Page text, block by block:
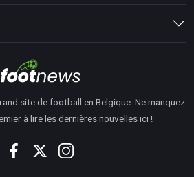
site de football en Belgique. Ne manquez
à lire les dernières nouvelles ici !